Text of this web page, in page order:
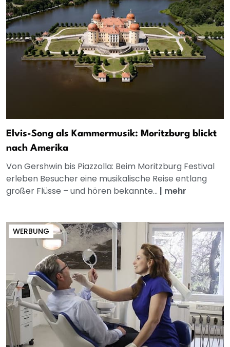
Elvis-Song als Kammermusik: Moritzburg blickt
nach Amerika
Von Gershwin bis Piazzolla: Beim Moritzburg Festival
erleben Besucher eine musikalische Reise entlang
großer Flüsse – und hören bekannte... | mehr
WERBUNG